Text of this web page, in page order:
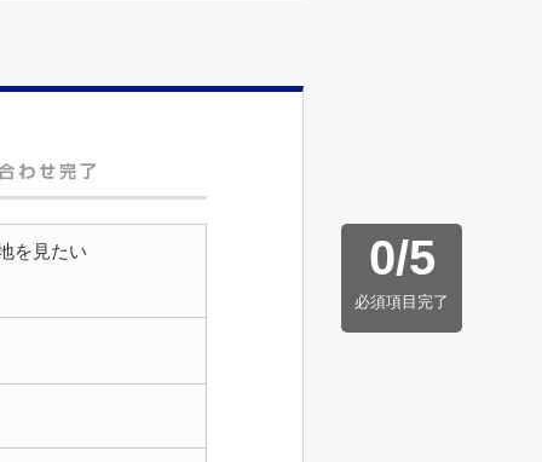
0/5
必須項目完了
を見たい